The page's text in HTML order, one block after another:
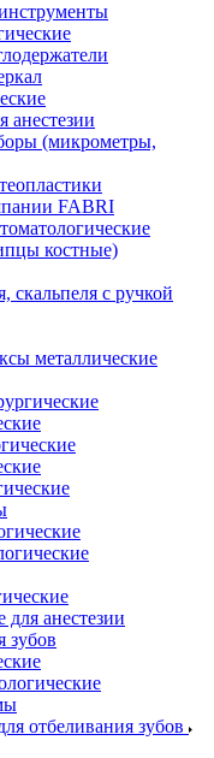
анестезии
(микрометры,
FABRI
костные)
скальпеля с ручкой
металлические
анестезии
зубов
отбеливания зубов